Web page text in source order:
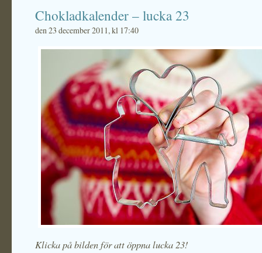
Chokladkalender – lucka 23
den 23 december 2011, kl 17:40
Klicka på bilden för att öppna lucka 23!